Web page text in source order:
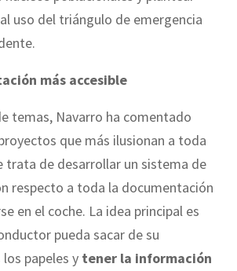
uso del triángulo de emergencia
más accesible
temas, Navarro ha comentado
que más ilusionan a toda
trata de desarrollar un sistema de
respecto a toda la documentación
en el coche. La idea principal es
pueda sacar de su
papeles y tener la información